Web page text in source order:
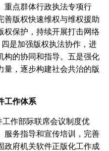
重点群体行政执法专项行
善版权快速维权与维权援助
权保护，持续开展打击网络
是加强版权执法协作，进
构的协同和指导。五是强化
量，逐步构建社会共治的版
工作体系
作部际联席会议制度优
服务指导和宣传培训，完善
政府机关软件正版化工作成